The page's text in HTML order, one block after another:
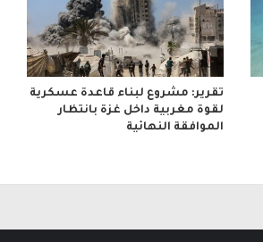
تقرير: مشروع لبناء قاعدة عسكرية
لقوة مغربية داخل غزة بانتظار
الموافقة النهائية